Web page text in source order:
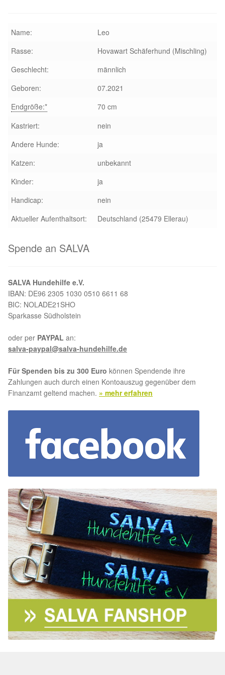
Happy End Stories
Regenbogenbrücke
Aktuelles
SALVA News
Kreativprojekte
Partnertierheim La Linea in Spanien
Aktion „Hilfe La Linea“
Partnertierheim in Bulgarien
Partnertierheim in Polen
Name:
Leo
Rasse:
Hovawart Schäferhund (Mischling)
Geschlecht:
männlich
Geboren:
07.2021
Endgröße:*
70 cm
Kastriert:
nein
Andere Hunde:
ja
Katzen:
unbekannt
Kinder:
ja
Handicap:
nein
Aktueller Aufenthaltsort:
Deutschland (25479 Ellerau)
Spende an SALVA
SALVA Hundehilfe e.V.
IBAN: DE96 2305 1030 0510 6611 68
BIC: NOLADE21SHO
Sparkasse Südholstein
oder per PAYPAL an:
salva-paypal@salva-hundehilfe.de
Für Spenden bis zu 300 Euro können Spendende ihre
Zahlungen auch durch einen Kontoauszug gegenüber dem
Finanzamt geltend machen. » mehr erfahren